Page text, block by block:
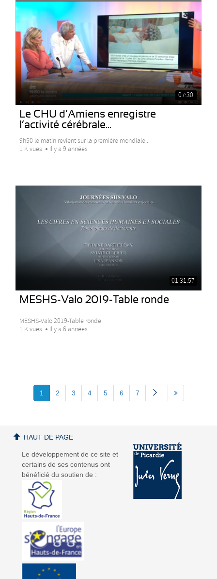
07:30
Le CHU d’Amiens enregistre
l’activité cérébrale...
9h50 le matin revient sur la première mondiale...
1 K vues
Il y a 9 années
01:31:57
MESHS-Valo 2019-Table ronde
MESHS-Valo 2019-Table ronde
1 K vues
Il y a 6 années
1 2 3 4 5 6 7
Le développement de ce site et
certains de ses contenus ont
bénéficié du soutien de :
HAUT DE PAGE